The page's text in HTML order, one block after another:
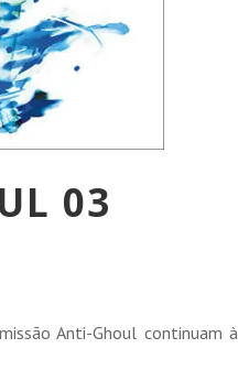
03
Anti-Ghoul continuam à